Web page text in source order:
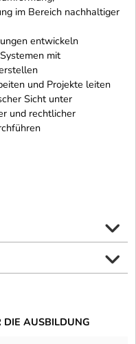
im Bereich nachhaltiger
entwickeln
mit
und Projekte leiten
Sicht unter
und rechtlicher
DIE AUSBILDUNG